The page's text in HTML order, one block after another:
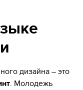
дизайна – это
. Молодежь